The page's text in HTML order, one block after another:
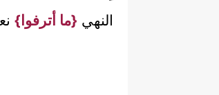
النهي {ما أترفوا}